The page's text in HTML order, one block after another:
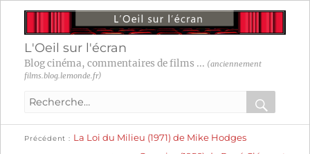
L'Oeil sur l'écran
Blog cinéma, commentaires de films ... (anciennement
films.blog.lemonde.fr)
Recherche
:
OK
Navigation
Précédent
précédente :
La Loi du Milieu (1971) de Mike Hodges